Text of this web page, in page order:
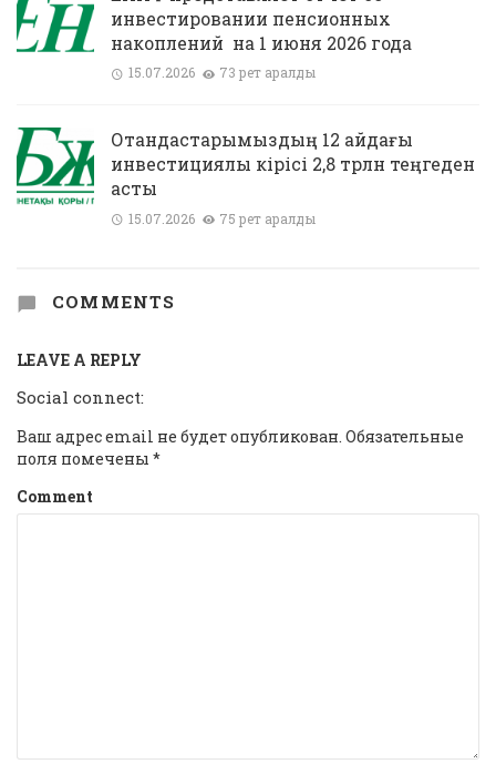
инвестировании пенсионных
накоплений на 1 июня 2026 года
15.07.2026 73 рет қаралды
Отандастарымыздың 12 айдағы
инвестициялық кірісі 2,8 трлн теңгеден
асты
15.07.2026 75 рет қаралды
COMMENTS
LEAVE A REPLY
Social connect:
Ваш адрес email не будет опубликован. Обязательные
поля помечены *
Comment